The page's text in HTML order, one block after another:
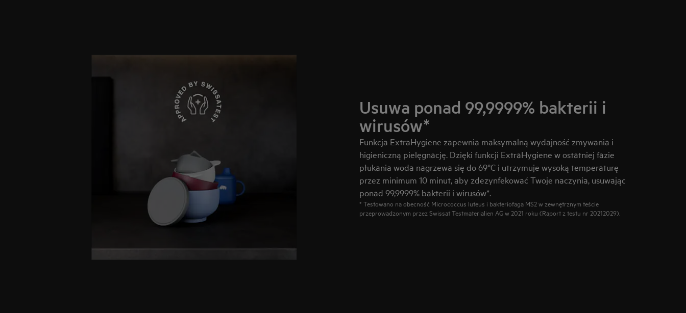
Usuwa ponad 99,9999% bakterii i
wirusów*
Funkcja ExtraHygiene zapewnia maksymalną wydajność zmywania i
higieniczną pielęgnację. Dzięki funkcji ExtraHygiene w ostatniej fazie
płukania woda nagrzewa się do 69°C i utrzymuje wysoką temperaturę
przez minimum 10 minut, aby zdezynfekować Twoje naczynia, usuwając
ponad 99,9999% bakterii i wirusów*.
* Testowano na obecność Micrococcus luteus i bakteriofaga MS2 w zewnętrznym teście
przeprowadzonym przez Swissat Testmaterialien AG w 2021 roku (Raport z testu nr 20212029).